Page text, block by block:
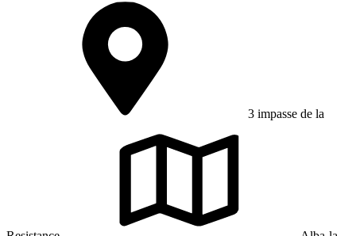
3 impasse de la